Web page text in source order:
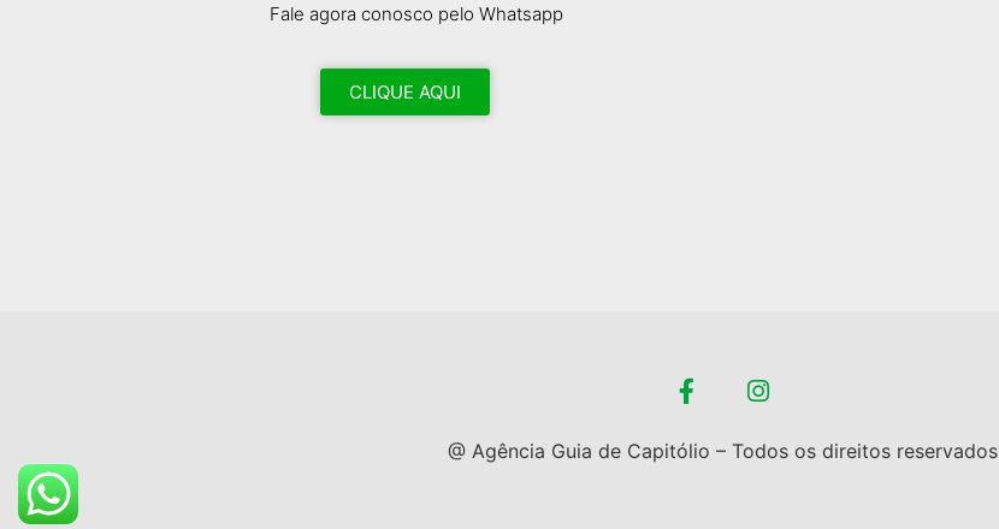
Fale agora conosco pelo Whatsapp
CLIQUE AQUI
@ Agência Guia de Capitólio – Todos os direitos reservados